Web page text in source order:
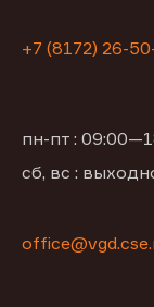
+7 (8172) 26-
пн-пт :
сб, вс :